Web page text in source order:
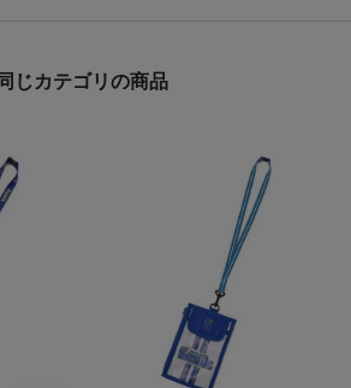
じカテゴリの商品